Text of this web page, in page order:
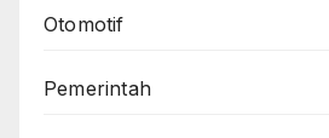
Otomotif
Pemerintah